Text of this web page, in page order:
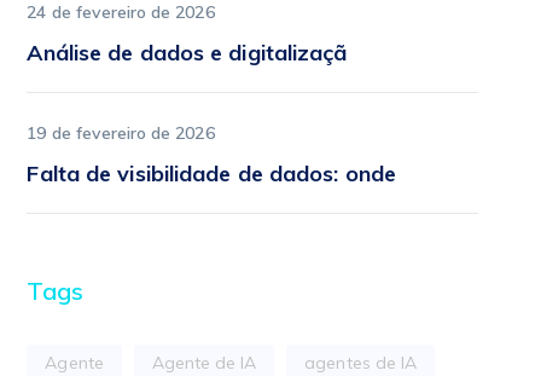
24 de fevereiro de 2026
Análise de dados e digitalizaçã
19 de fevereiro de 2026
Falta de visibilidade de dados: onde
Tags
Agente Agente de IA agentes de IA